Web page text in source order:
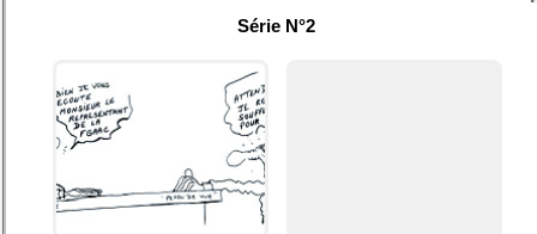
Série N°2